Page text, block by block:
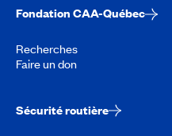
Fondation CAA-Québec
Recherches
Faire un don
Sécurité routière